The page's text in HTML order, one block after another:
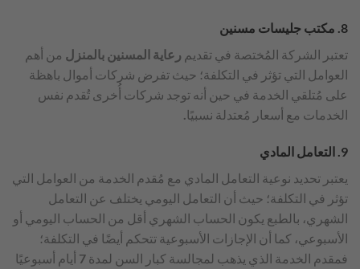
8. مكتب جليسات مسنين
تعتبر الشركة المُختصة في تقديم رعاية المسنين بالمنزل من أهم
العوامل التي تؤثر في التكلفة؛ حيث تفرض شركات أموال باهظة
على مُتلقي الخدمة في حين أنه توجد شركات أُخرى تُقدم نفس
الخدمات مع أسعار مُعتدلة نسبيًا.
9. التعامل المادي
يعتبر تحديد نوعية التعامل المادي مع مُقدم الخدمة من العوامل التي
تؤثر في التكلفة؛ حيث أن التعامل اليومي يختلف عن التعامل
الشهري، بالطبع يكون الحساب الشهري أقل من الحساب اليومي أو
الأسبوعي، كما أن الإجازات الأسبوعية تتحكم أيضًا في التكلفة؛
فمقدم الخدمة الذي يذهب لمجالسة كبار السن لمدة 7 أيام أسبوعيًا